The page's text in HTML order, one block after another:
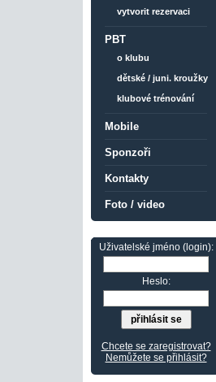
vytvorit rezervaci
PBT
o klubu
dětské / juni. kroužky
klubové trénování
Mobile
Sponzoři
Kontakty
Foto / video
Uživatelské jméno (login):
Heslo:
Chcete se zaregistrovat?
Nemůžete se přihlásit?